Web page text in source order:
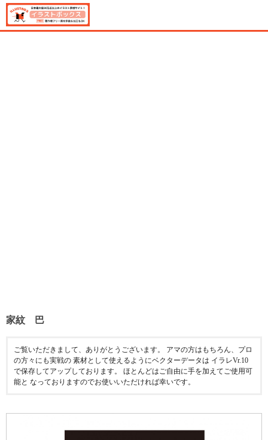
家紋 巴
ご覧いただきまして、ありがとうございます。 アマの方はもちろん、プロ
の方々にも実戦の 素材として使えるようにベクターデータは イラレVr.10
で保存してアップしております。 ほとんどはご自由に手を加えてご使用可
能と なっておりますのでお使いいただければ幸いです。